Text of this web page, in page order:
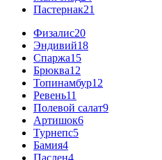
Пастернак21
Физалис20
Эндивий18
Спаржа15
Брюква12
Топинамбур12
Ревень11
Полевой салат9
Артишок6
Турнепс5
Бамия4